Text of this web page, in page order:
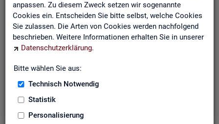
anpassen. Zu diesem Zweck setzen wir sogenannte
Cookies ein. Entscheiden Sie bitte selbst, welche Cookies
Sie zulassen. Die Arten von Cookies werden nachfolgend
beschrieben. Weitere Informationen erhalten Sie in unserer
Datenschutzerklärung.
Bitte wählen Sie aus:
Technisch Notwendig
Statistik
Personalisierung
Die Kurzinformationen geben einen schnellen Überblick
über die Fachstatistiken der Statistik der BA.